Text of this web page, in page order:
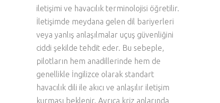
iletişimi ve havacılık terminolojisi öğretilir.
İletişimde meydana gelen dil bariyerleri
veya yanlış anlaşılmalar uçuş güvenliğini
ciddi şekilde tehdit eder. Bu sebeple,
pilotların hem anadillerinde hem de
genellikle İngilizce olarak standart
havacılık dili ile akıcı ve anlaşılır iletişim
kurması beklenir. Ayrıca kriz anlarında